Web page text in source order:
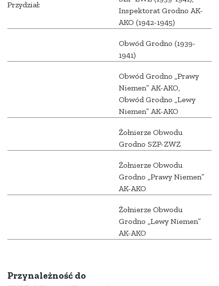
Przydział:
Inspektorat Grodno AK-
AKO (1942-1945)
Obwód Grodno (1939-
1941)
Obwód Grodno „Prawy
Niemen” AK-AKO,
Obwód Grodno „Lewy
Niemen” AK-AKO
Żołnierze Obwodu
Grodno SZP-ZWZ
Żołnierze Obwodu
Grodno „Prawy Niemen”
AK-AKO
Żołnierze Obwodu
Grodno „Lewy Niemen”
AK-AKO
Przynależność do